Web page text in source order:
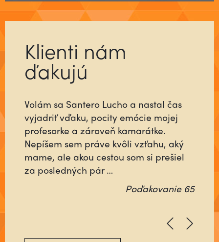
Klienti nám
ďakujú
Volám sa Santero Lucho a nastal čas
vyjadriť vďaku, pocity emócie mojej
profesorke a zároveň kamarátke.
Nepíšem sem práve kvôli vzťahu, aký
mame, ale akou cestou som si prešiel
za posledných pár …
Poďakovanie 65
Už ste niekedy stretli človeka, ktorý sa
pre vás do niečoho vloží tak, ako keby
šlo o jeho najbližších alebo o neho
samého? Ktorý nebude rátať čas, ani
energiu minutú vo váš prospech, ale
pôjde na …
Poďakovanie 64